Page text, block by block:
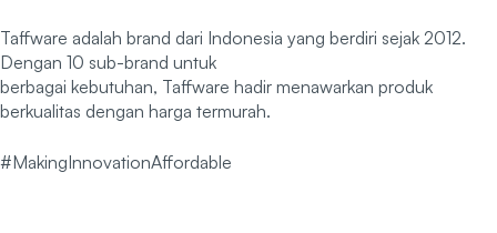
Taffware adalah brand dari Indonesia yang berdiri sejak 2012.
Dengan 10 sub-brand untuk
berbagai kebutuhan, Taffware hadir menawarkan produk
berkualitas dengan harga termurah.
#MakingInnovationAffordable